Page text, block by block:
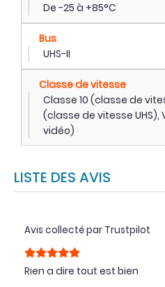
De -25 à +85°C
Bus
UHS-II
Classe de vitesse
Classe 10 (classe de
(classe de vitesse
vidéo)
LISTE DES AVIS
Avis collecté par Trustpilot
Rien a dire tout est bien